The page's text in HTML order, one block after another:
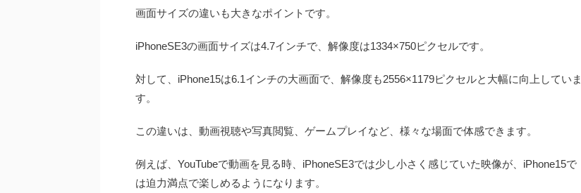
画面サイズの違いも大きなポイントです。
iPhoneSE3の画面サイズは4.7インチで、解像度は1334×750ピクセルです。
対して、iPhone15は6.1インチの大画面で、解像度も2556×1179ピクセルと大幅に向上していま
す。
この違いは、動画視聴や写真閲覧、ゲームプレイなど、様々な場面で体感できます。
例えば、YouTubeで動画を見る時、iPhoneSE3では少し小さく感じていた映像が、iPhone15で
は迫力満点で楽しめるようになります。